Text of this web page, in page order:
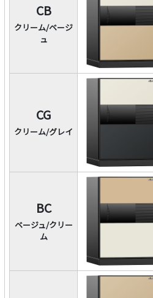
CB
クリーム/ベージ
ュ
CG
クリーム/グレイ
BC
ベージュ/クリー
ム